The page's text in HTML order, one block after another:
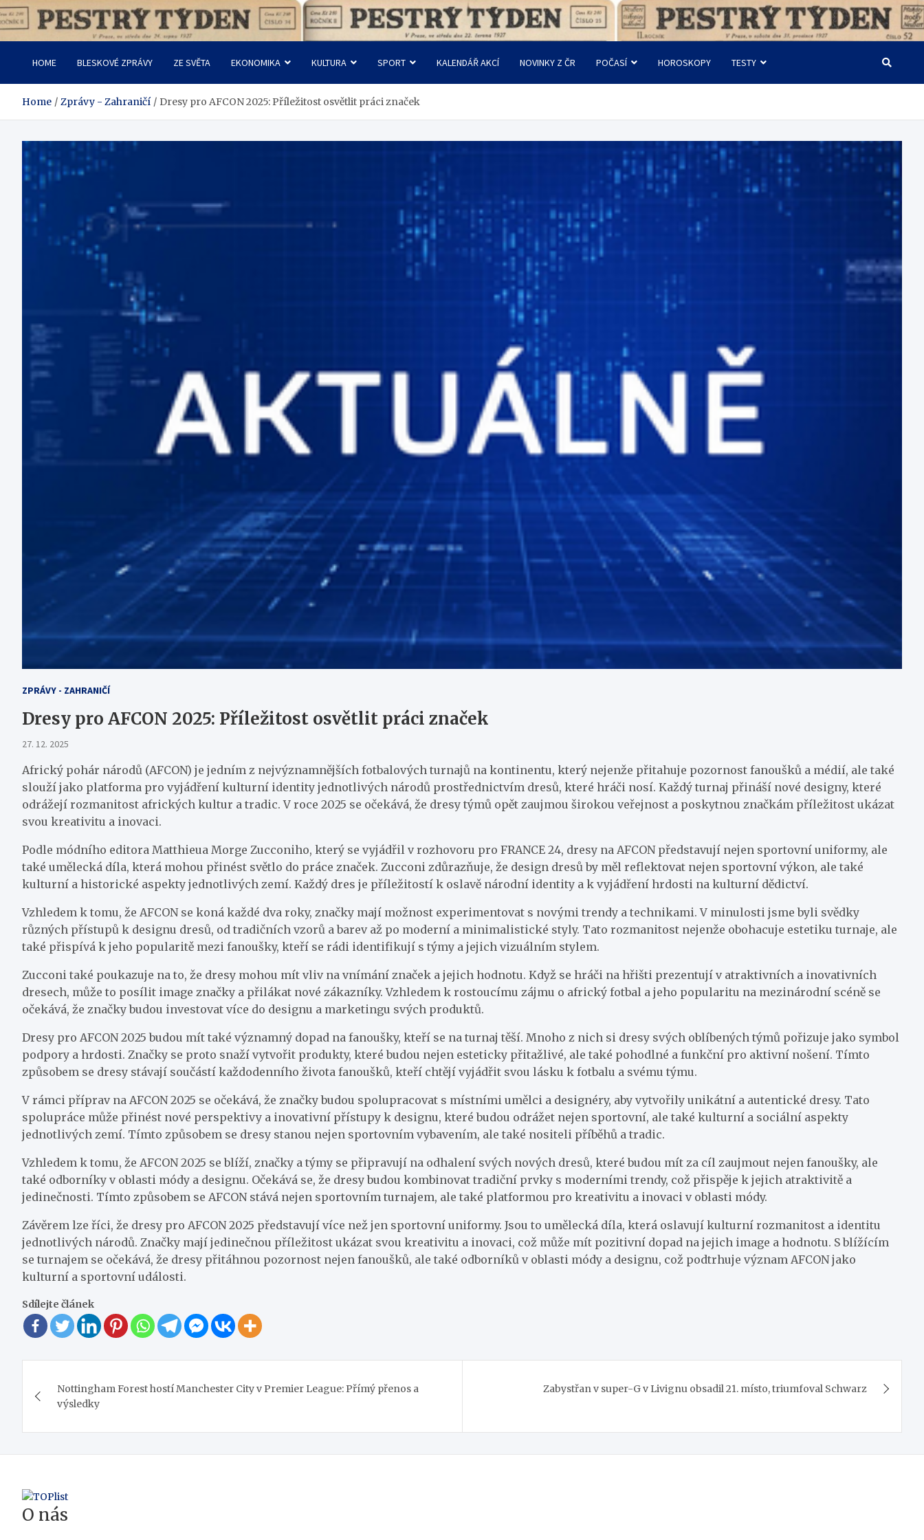
Skip
to
Pestrý Týden
HOME BLESKOVÉ ZPRÁVY ZE SVĚTA EKONOMIKA KULTURA SPORT KALENDÁŘ AKCÍ NOVINKY Z ČR POČASÍ HOROSKOPY TESTY
Home Zprávy - Zahraničí Dresy pro AFCON 2025: Příležitost osvětlit práci značek
ZPRÁVY - ZAHRANIČÍ
Dresy pro AFCON 2025: Příležitost osvětlit práci značek
27. 12. 2025
Africký pohár národů (AFCON) je jedním z nejvýznamnějších fotbalových turnajů na kontinentu, který nejenže přitahuje pozornost fanoušků a médií, ale také
slouží jako platforma pro vyjádření kulturní identity jednotlivých národů prostřednictvím dresů, které hráči nosí. Každý turnaj přináší nové designy, které
odrážejí rozmanitost afrických kultur a tradic. V roce 2025 se očekává, že dresy týmů opět zaujmou širokou veřejnost a poskytnou značkám příležitost ukázat
svou kreativitu a inovaci.
Podle módního editora Matthieua Morge Zucconiho, který se vyjádřil v rozhovoru pro FRANCE 24, dresy na AFCON představují nejen sportovní uniformy, ale
také umělecká díla, která mohou přinést světlo do práce značek. Zucconi zdůrazňuje, že design dresů by měl reflektovat nejen sportovní výkon, ale také
kulturní a historické aspekty jednotlivých zemí. Každý dres je příležitostí k oslavě národní identity a k vyjádření hrdosti na kulturní dědictví.
Vzhledem k tomu, že AFCON se koná každé dva roky, značky mají možnost experimentovat s novými trendy a technikami. V minulosti jsme byli svědky
různých přístupů k designu dresů, od tradičních vzorů a barev až po moderní a minimalistické styly. Tato rozmanitost nejenže obohacuje estetiku turnaje, ale
také přispívá k jeho popularitě mezi fanoušky, kteří se rádi identifikují s týmy a jejich vizuálním stylem.
Zucconi také poukazuje na to, že dresy mohou mít vliv na vnímání značek a jejich hodnotu. Když se hráči na hřišti prezentují v atraktivních a inovativních
dresech, může to posílit image značky a přilákat nové zákazníky. Vzhledem k rostoucímu zájmu o africký fotbal a jeho popularitu na mezinárodní scéně se
očekává, že značky budou investovat více do designu a marketingu svých produktů.
Dresy pro AFCON 2025 budou mít také významný dopad na fanoušky, kteří se na turnaj těší. Mnoho z nich si dresy svých oblíbených týmů pořizuje jako symbol
podpory a hrdosti. Značky se proto snaží vytvořit produkty, které budou nejen esteticky přitažlivé, ale také pohodlné a funkční pro aktivní nošení. Tímto
způsobem se dresy stávají součástí každodenního života fanoušků, kteří chtějí vyjádřit svou lásku k fotbalu a svému týmu.
V rámci příprav na AFCON 2025 se očekává, že značky budou spolupracovat s místními umělci a designéry, aby vytvořily unikátní a autentické dresy. Tato
spolupráce může přinést nové perspektivy a inovativní přístupy k designu, které budou odrážet nejen sportovní, ale také kulturní a sociální aspekty
jednotlivých zemí. Tímto způsobem se dresy stanou nejen sportovním vybavením, ale také nositeli příběhů a tradic.
Vzhledem k tomu, že AFCON 2025 se blíží, značky a týmy se připravují na odhalení svých nových dresů, které budou mít za cíl zaujmout nejen fanoušky, ale
také odborníky v oblasti módy a designu. Očekává se, že dresy budou kombinovat tradiční prvky s moderními trendy, což přispěje k jejich atraktivitě a
jedinečnosti. Tímto způsobem se AFCON stává nejen sportovním turnajem, ale také platformou pro kreativitu a inovaci v oblasti módy.
Závěrem lze říci, že dresy pro AFCON 2025 představují více než jen sportovní uniformy. Jsou to umělecká díla, která oslavují kulturní rozmanitost a identitu
jednotlivých národů. Značky mají jedinečnou příležitost ukázat svou kreativitu a inovaci, což může mít pozitivní dopad na jejich image a hodnotu. S blížícím
se turnajem se očekává, že dresy přitáhnou pozornost nejen fanoušků, ale také odborníků v oblasti módy a designu, což podtrhuje význam AFCON jako
kulturní a sportovní události.
Sdílejte článek
pro
příspěvek
Nottingham Forest hostí Manchester City v Premier League: Přímý přenos a
výsledky
Zabystřan v super-G v Livignu obsadil 21. místo, triumfoval Schwarz
O nás